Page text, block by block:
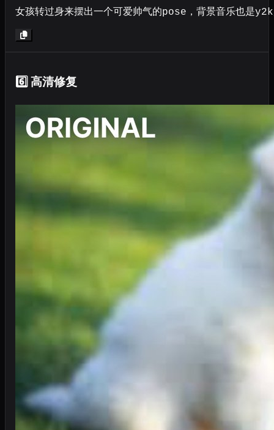
女孩转过身来摆出一个可爱帅气的pose，背景音乐也是
6️⃣ 高清修复